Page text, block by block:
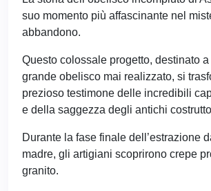
suo momento più affascinante nel
abbandono.
Questo colossale progetto, destinato
grande obelisco mai realizzato, si
prezioso testimone delle incredibili
e della saggezza degli antichi
Durante la fase finale dell’estrazione
madre, gli artigiani scoprirono crepe
granito.